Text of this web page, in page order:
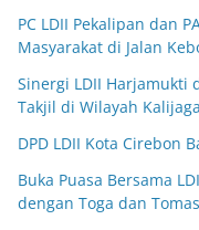
PC LDII Pekalipan dan
Masyarakat di Jalan
Sinergi LDII Harjamukti
Takjil di Wilayah Kalijaga
DPD LDII Kota Cirebon
Buka Puasa Bersama
dengan Toga dan Tomas